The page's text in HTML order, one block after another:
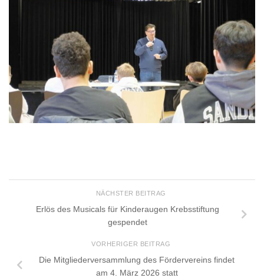
NÄCHSTER BEITRAG
Erlös des Musicals für Kinderaugen Krebsstiftung
gespendet
VORHERIGER BEITRAG
Die Mitgliederversammlung des Fördervereins findet
am 4. März 2026 statt